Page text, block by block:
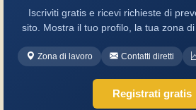
Iscriviti gratis e ricevi richieste di
sito. Mostra il tuo profilo, la tua zona
Zona di lavoro Contatti diretti
Registrati gratis